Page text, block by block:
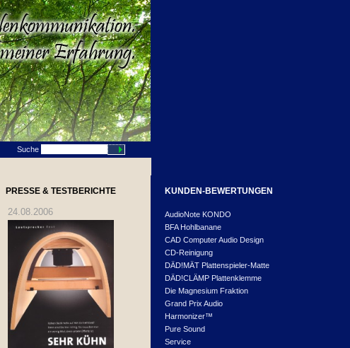
Suche
PRESSE & TESTBERICHTE
24.08.2006
KUNDEN-BEWERTUNGEN
AudioNote KONDO
BFA Hohlbanane
CAD Computer Audio Design
CD-Reinigung
DÄD!MÄT Plattenspieler-Matte
DÄD!CLÄMP Plattenklemme
Die Magnesium Fraktion
Grand Prix Audio
Harmonizer™
Pure Sound
Service